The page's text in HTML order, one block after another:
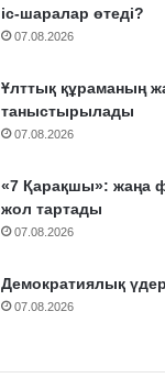
іс-шаралар өтеді?
07.08.2026
Ұлттық құраманың
таныстырылады
07.08.2026
«7 Қарақшы»: жаңа
жол тартады
07.08.2026
Демократиялық
07.08.2026